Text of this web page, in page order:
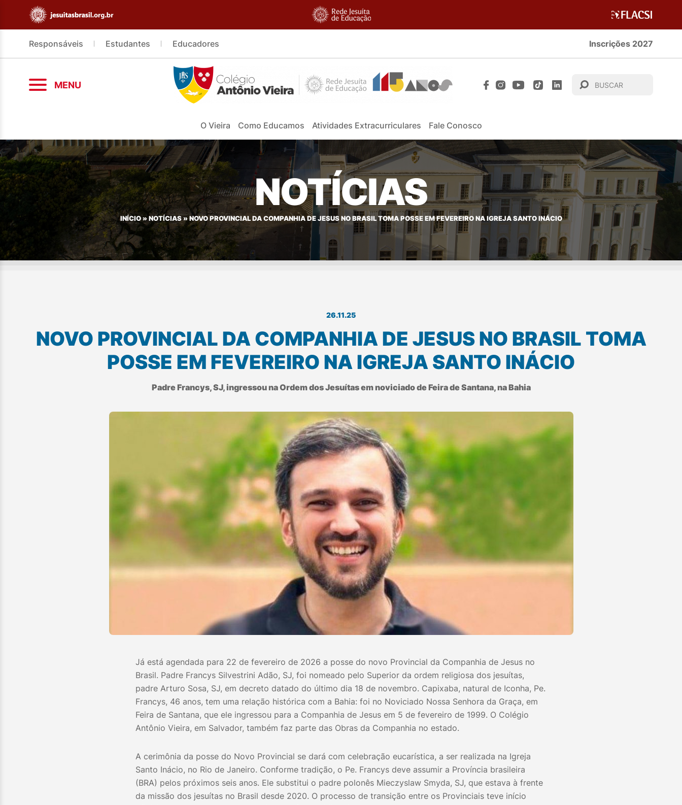
Responsáveis Estudantes Educadores Inscrições 2027
MENU
O Vieira Como Educamos Atividades Extracurriculares Fale Conosco
NOTÍCIAS
INÍCIO»NOTÍCIAS»NOVO PROVINCIAL DA COMPANHIA DE JESUS NO BRASIL TOMA POSSE EM FEVEREIRO NA IGREJA SANTO INÁCIO
26.11.25
NOVO PROVINCIAL DA COMPANHIA DE JESUS NO BRASIL TOMA
POSSE EM FEVEREIRO NA IGREJA SANTO INÁCIO
Padre Francys, SJ, ingressou na Ordem dos Jesuítas em noviciado de Feira de Santana, na Bahia
Já está agendada para 22 de fevereiro de 2026 a posse do novo Provincial da Companhia de Jesus no
Brasil. Padre Francys Silvestrini Adão, SJ, foi nomeado pelo Superior da ordem religiosa dos jesuítas,
padre Arturo Sosa, SJ, em decreto datado do último dia 18 de novembro. Capixaba, natural de Iconha, Pe.
Francys, 46 anos, tem uma relação histórica com a Bahia: foi no Noviciado Nossa Senhora da Graça, em
Feira de Santana, que ele ingressou para a Companhia de Jesus em 5 de fevereiro de 1999. O Colégio
Antônio Vieira, em Salvador, também faz parte das Obras da Companhia no estado.
A cerimônia da posse do Novo Provincial se dará com celebração eucarística, a ser realizada na Igreja
Santo Inácio, no Rio de Janeiro. Conforme tradição, o Pe. Francys deve assumir a Província brasileira
(BRA) pelos próximos seis anos. Ele substitui o padre polonês Mieczyslaw Smyda, SJ, que estava à frente
da missão dos jesuítas no Brasil desde 2020. O processo de transição entre os Provinciais teve início